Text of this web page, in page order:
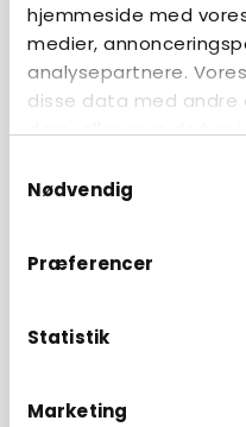
hjemmeside med
medier,
analysepartnere.
disse data med andre
dem, eller som de har
Nødvendig
Præferencer
Statistik
Marketing